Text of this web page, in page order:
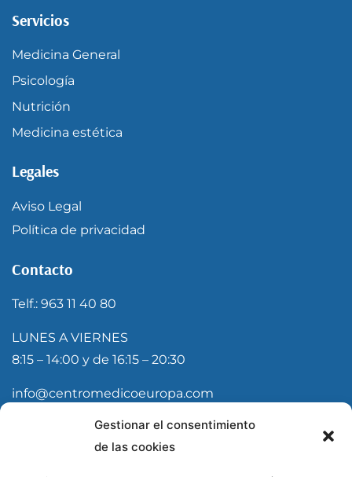
Gestionar el consentimiento
de las cookies
Servicios
Medicina General
Psicología
Nutrición
Medicina estética
Legales
Aviso Legal
Política de privacidad
Contacto
Telf.: 963 11 40 80
LUNES A VIERNES
8:15 – 14:00 y de 16:15 – 20:30
info@centromedicoeuropa.com
Suscríbete a nuestra newsletter